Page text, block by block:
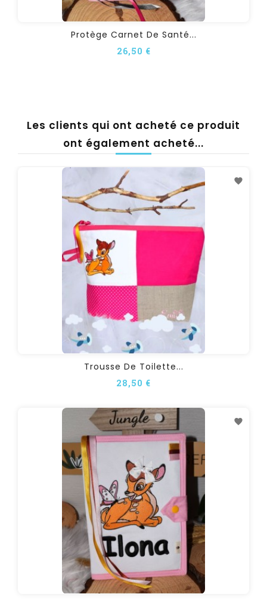
Protège Carnet De Santé...
26,50 €
Les clients qui ont acheté ce produit
ont également acheté...
Trousse De Toilette...
28,50 €